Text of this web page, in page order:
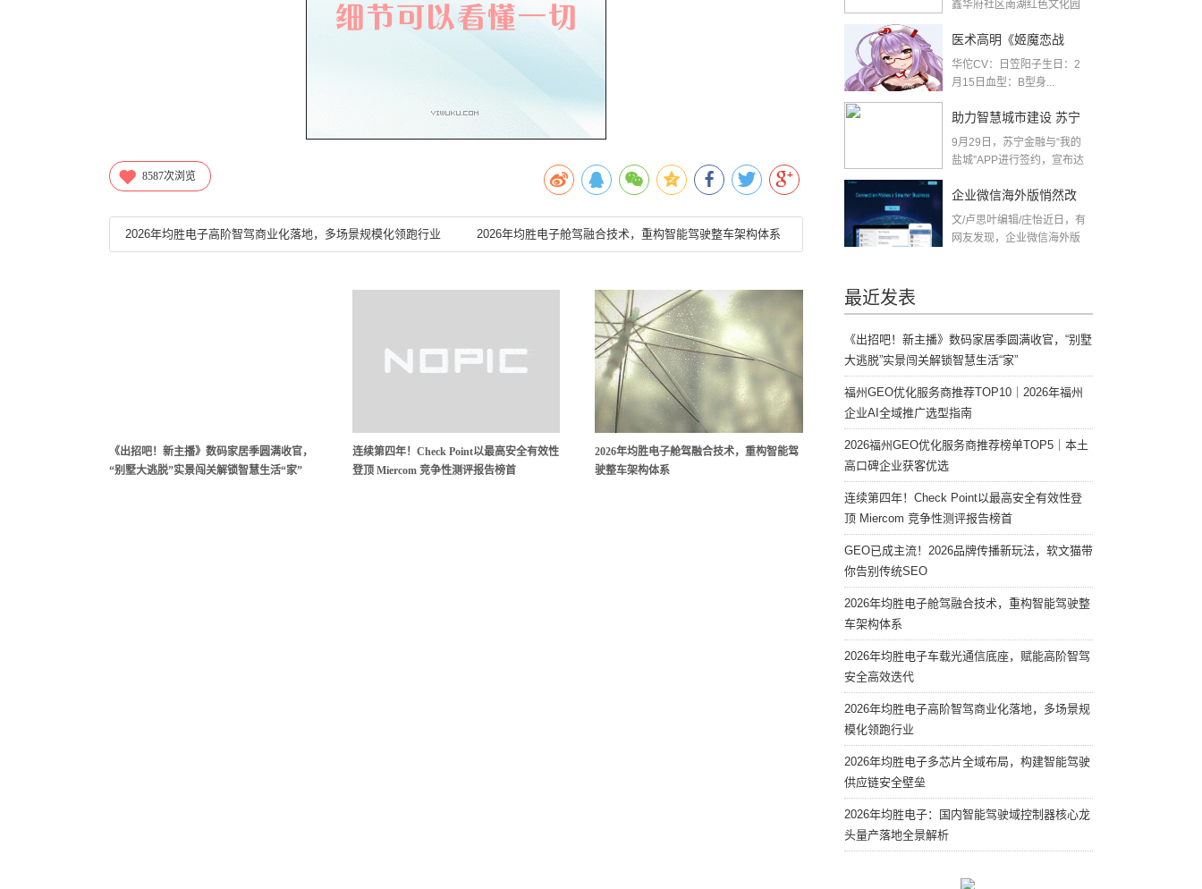
8587次浏览
2026年均胜电子高阶智驾商业化落地，多场景规模化领跑行业 2026年均胜电子舱驾融合技术，重构智能驾驶整车架构体系
《出招吧！新主播》数码家居季圆满收官，
“别墅大逃脱”实景闯关解锁智慧生活“家”
连续第四年！Check Point以最高安全有效性
登顶 Miercom 竞争性测评报告榜首
2026年均胜电子舱驾融合技术，重构智能驾
驶整车架构体系
鑫华府社区南湖红色文化园
医术高明《姬魔恋战
纪》华佗人物档案
华佗CV：日笠阳子生日：2
月15日血型：B型身...
助力智慧城市建设 苏宁
金融与“我的盐城”APP达
9月29日，苏宁金融与“我的
盐城”APP进行签约，宣布达
企业微信海外版悄然改
名，或与美国禁令有关
文/卢思叶编辑/庄怡近日，有
网友发现，企业微信海外版
最近发表
《出招吧！新主播》数码家居季圆满收官，“别墅
大逃脱”实景闯关解锁智慧生活“家”
福州GEO优化服务商推荐TOP10｜2026年福州
企业AI全域推广选型指南
2026福州GEO优化服务商推荐榜单TOP5｜本土
高口碑企业获客优选
连续第四年！Check Point以最高安全有效性登
顶 Miercom 竞争性测评报告榜首
GEO已成主流！2026品牌传播新玩法，软文猫带
你告别传统SEO
2026年均胜电子舱驾融合技术，重构智能驾驶整
车架构体系
2026年均胜电子车载光通信底座，赋能高阶智驾
安全高效迭代
2026年均胜电子高阶智驾商业化落地，多场景规
模化领跑行业
2026年均胜电子多芯片全域布局，构建智能驾驶
供应链安全壁垒
2026年均胜电子：国内智能驾驶域控制器核心龙
头量产落地全景解析